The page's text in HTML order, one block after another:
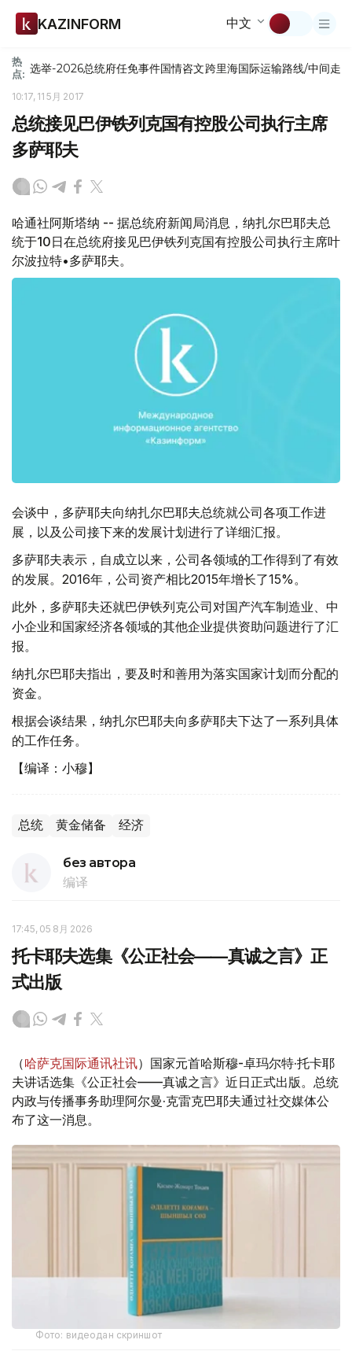
KAZINFORM 中文
热
点: 选举-2026总统府任免事件国情咨文跨里海国际运输路线/中间走廊
10:17, 11 5月 2017
总统接见巴伊铁列克国有控股公司执行主席
多萨耶夫
哈通社阿斯塔纳 -- 据总统府新闻局消息，纳扎尔巴耶夫总
统于10日在总统府接见巴伊铁列克国有控股公司执行主席叶
尔波拉特•多萨耶夫。
会谈中，多萨耶夫向纳扎尔巴耶夫总统就公司各项工作进
展，以及公司接下来的发展计划进行了详细汇报。
多萨耶夫表示，自成立以来，公司各领域的工作得到了有效
的发展。2016年，公司资产相比2015年增长了15%。
此外，多萨耶夫还就巴伊铁列克公司对国产汽车制造业、中
小企业和国家经济各领域的其他企业提供资助问题进行了汇
报。
纳扎尔巴耶夫指出，要及时和善用为落实国家计划而分配的
资金。
根据会谈结果，纳扎尔巴耶夫向多萨耶夫下达了一系列具体
的工作任务。
【编译：小穆】
总统 黄金储备 经济
без автора
编译
17:45, 05 8月 2026
托卡耶夫选集《公正社会——真诚之言》正
式出版
（哈萨克国际通讯社讯）国家元首哈斯穆-卓玛尔特·托卡耶
夫讲话选集《公正社会——真诚之言》近日正式出版。总统
内政与传播事务助理阿尔曼·克雷克巴耶夫通过社交媒体公
布了这一消息。
Фото: видеодан скриншот